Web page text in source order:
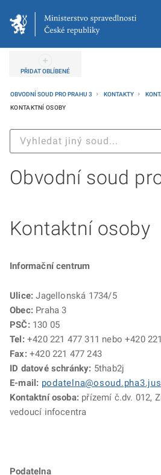
PŘIDAT OBLÍBENÉ
OBVODNÍ SOUD PRO PRAHU 3 KONTAKTY
KONTAKTNÍ OSOBY
Obvodní soud
Kontaktní osoby
Informační centrum
Ulice:Jagellonská 1734/5
Obec: Praha 3
PSČ: 130 05
Tel: +420 221 477 311 nebo +420
Fax: +420 221 477 243
ID datové schránky: 5thab2j
E-mail:
Kontaktní osoba: přízemí č.dv. 012,
vedoucí infocentra
Podatelna